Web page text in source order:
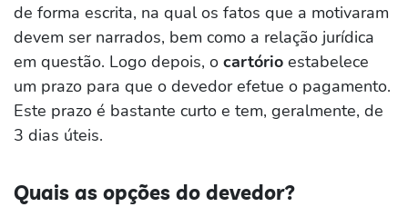
de forma escrita, na qual os fatos que a motivaram
devem ser narrados, bem como a relação jurídica
em questão. Logo depois, o cartório estabelece
um prazo para que o devedor efetue o pagamento.
Este prazo é bastante curto e tem, geralmente, de
3 dias úteis.
Quais as opções do devedor?